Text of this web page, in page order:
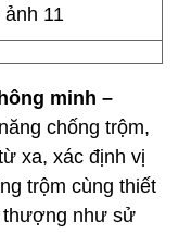
minh –
chống trộm,
xa, xác định vị
trộm cùng thiết
thượng như sử